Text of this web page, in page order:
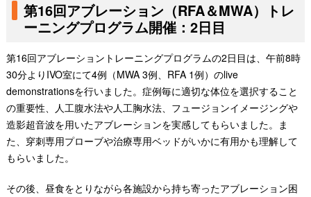
第16回アブレーション（RFA＆MWA）トレ
ーニングプログラム開催：2日目
第16回アブレーショントレーニングプログラムの2日目は、午前8時
30分よりIVO室にて4例（MWA 3例、RFA 1例）のlive
demonstrationsを行いました。症例毎に適切な体位を選択すること
の重要性、人工腹水法や人工胸水法、フュージョンイメージングや
造影超音波を用いたアブレーションを実感してもらいました。ま
た、穿刺専用プローブや治療専用ベッドがいかに有用かも理解して
もらいました。
その後、昼食をとりながら各施設から持ち寄ったアブレーション困